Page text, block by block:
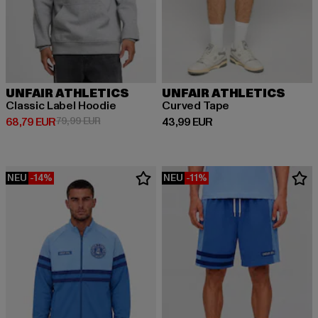
UNFAIR ATHLETICS
Classic Label Hoodie
68,79 EUR
Derzeitiger Preis: 68,79 EUR
79,99 EURAktionspreis: 79,99 EUR
UNFAIR ATHLETICS
Curved Tape
43,99 EUR
Derzeitiger Preis: 43,99 EUR
NEU -14% NEU -11%